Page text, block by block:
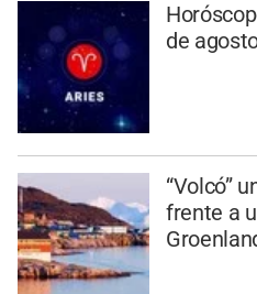
de
“Volcó”
frente a